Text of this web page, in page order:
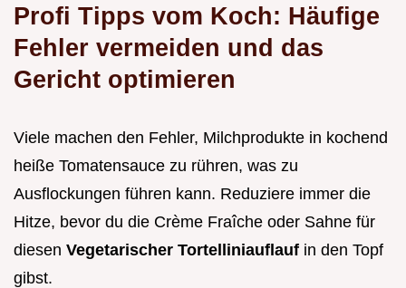
Profi Tipps vom Koch: Häufige
Fehler vermeiden und das
Gericht optimieren
Viele machen den Fehler, Milchprodukte in kochend
heiße Tomatensauce zu rühren, was zu
Ausflockungen führen kann. Reduziere immer die
Hitze, bevor du die Crème Fraîche oder Sahne für
diesen Vegetarischer Tortelliniauflauf in den Topf
gibst.